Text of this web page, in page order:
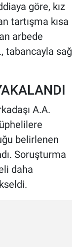
göre, kız
tartışma kısa
arbede
tabancayla sağ
A.A.
belirlenen
Soruşturma
daha